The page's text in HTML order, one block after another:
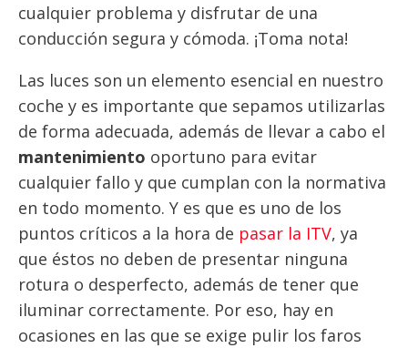
cualquier problema y disfrutar de una
conducción segura y cómoda. ¡Toma nota!
Las luces son un elemento esencial en nuestro
coche y es importante que sepamos utilizarlas
de forma adecuada, además de llevar a cabo el
mantenimiento oportuno para evitar
cualquier fallo y que cumplan con la normativa
en todo momento. Y es que es uno de los
puntos críticos a la hora de pasar la ITV, ya
que éstos no deben de presentar ninguna
rotura o desperfecto, además de tener que
iluminar correctamente. Por eso, hay en
ocasiones en las que se exige pulir los faros